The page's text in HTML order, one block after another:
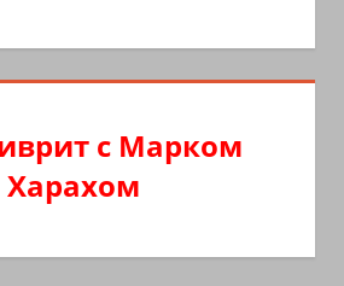
с Марком
Харахом